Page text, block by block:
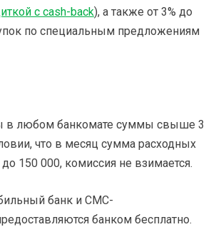
с cash-back), а также от 3% до
по специальным предложениям
в любом банкомате суммы свыше 3
что в месяц сумма расходных
150 000, комиссия не взимается.
банк и СМС-
банком бесплатно.